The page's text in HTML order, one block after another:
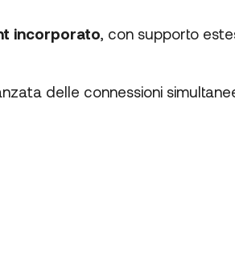
incorporato, con supporto
delle connessioni